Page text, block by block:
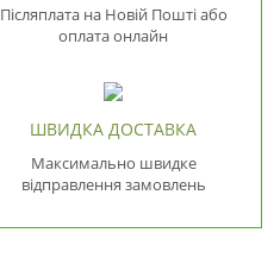
Післяплата на Новій Пошті або
оплата онлайн
ШВИДКА ДОСТАВКА
Максимально швидке
відправлення замовлень